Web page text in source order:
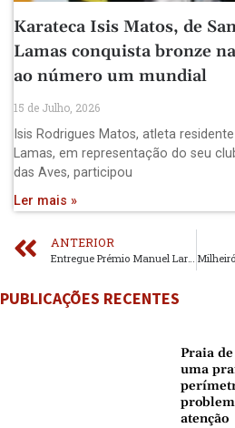
Karateca Isis Matos, de
Lamas conquista bronze
ao número um mundial
15 de Julho, 2026
Isis Rodrigues Matos, atleta
Lamas, em representação do seu
das Aves, participou
Ler mais »
ANTERIOR
PUBLICAÇÕES RECENTES
Praia
uma
atenção